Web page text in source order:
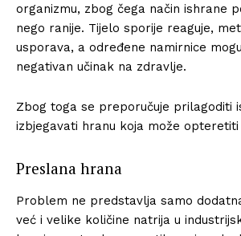
organizmu, zbog čega način ishrane
nego ranije. Tijelo sporije reaguje,
usporava, a određene namirnice
negativan učinak na zdravlje.
Zbog toga se preporučuje prilagoditi
izbjegavati hranu koja može opteretiti
Preslana hrana
Problem ne predstavlja samo
već i velike količine natrija u